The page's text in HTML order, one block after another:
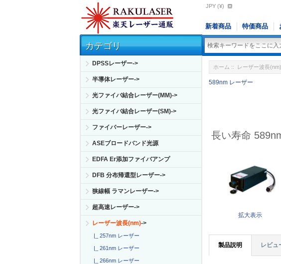
JPY (¥)
新着商品 特価商品
カテゴリ
DPSSレーザー->
半導体レーザー->
光ファイバ結合レーザー(MM)->
光ファイバ結合レーザー(SM)->
ファイバーレーザー->
ASEブロードバンド光源
EDFA Er添加ファイバアンプ
DFB 分布帰還型レーザー->
狭線幅 ラマンレーザー->
超高速レーザー->
レーザー波長(nm)->
|_ 257nm レーザー
|_ 261nm レーザー
|_ 266nm レーザー
ホーム :: レーザー波長(nm)
589nm レーザー
長い寿命
拡大表示
製品説明 レビュ